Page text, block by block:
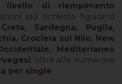
livello di riempimento
più richieste figurano
Sardegna, Puglia,
Crociera sul Nilo, New
Mediterraneo
, oltre alle numerose
per single.